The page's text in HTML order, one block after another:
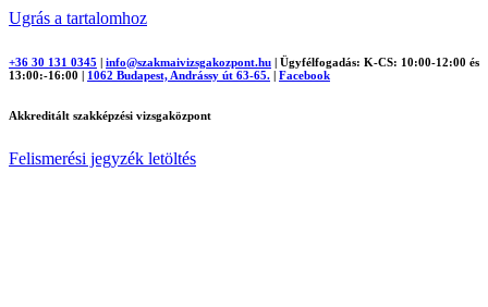
Ugrás a tartalomhoz
+36 30 131 0345 | info@szakmaivizsgakozpont.hu | Ügyfélfogadás: K-CS: 10:00-12:00 és
13:00:-16:00 | 1062 Budapest, Andrássy út 63-65. | Facebook
Akkreditált szakképzési vizsgaközpont
Felismerési jegyzék letöltés